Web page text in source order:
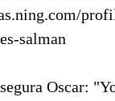
salman
Oscar: